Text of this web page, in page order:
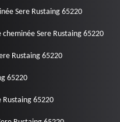
Sere Rustaing 65220
Sere Rustaing 65220
Rustaing 65220
65220
Rustaing 65220